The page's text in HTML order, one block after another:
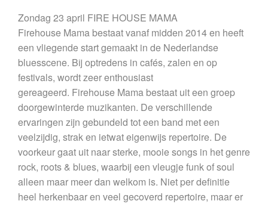
Zondag 23 april FIRE HOUSE MAMA
Firehouse Mama bestaat vanaf midden 2014 en heeft
een vliegende start gemaakt in de Nederlandse
bluesscene. Bij optredens in cafés, zalen en op
festivals, wordt zeer enthousiast
gereageerd. Firehouse Mama bestaat uit een groep
doorgewinterde muzikanten. De verschillende
ervaringen zijn gebundeld tot een band met een
veelzijdig, strak en ietwat eigenwijs repertoire. De
voorkeur gaat uit naar sterke, mooie songs in het genre
rock, roots & blues, waarbij een vleugje funk of soul
alleen maar meer dan welkom is. Niet per definitie
heel herkenbaar en veel gecoverd repertoire, maar er